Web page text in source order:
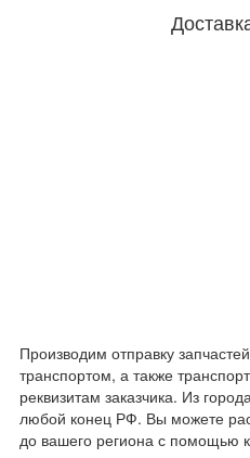
Производим отправку
транспортом, а также
реквизитам заказчика. Из
любой конец РФ. Вы можете
до вашего региона с помощью